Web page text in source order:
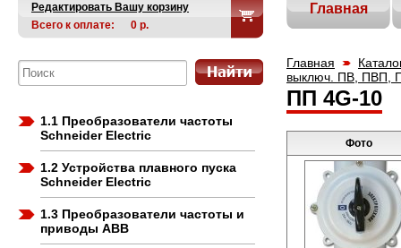
Редактировать Вашу корзину
Всего к оплате:
0 р.
1.1 Преобразователи частоты
Schneider Electric
1.2 Устройства плавного пуска
Schneider Electric
1.3 Преобразователи частоты и
приводы ABB
Главная
Главная
выключ. ПВ, ПВП,
ПП 4G-10
Фото